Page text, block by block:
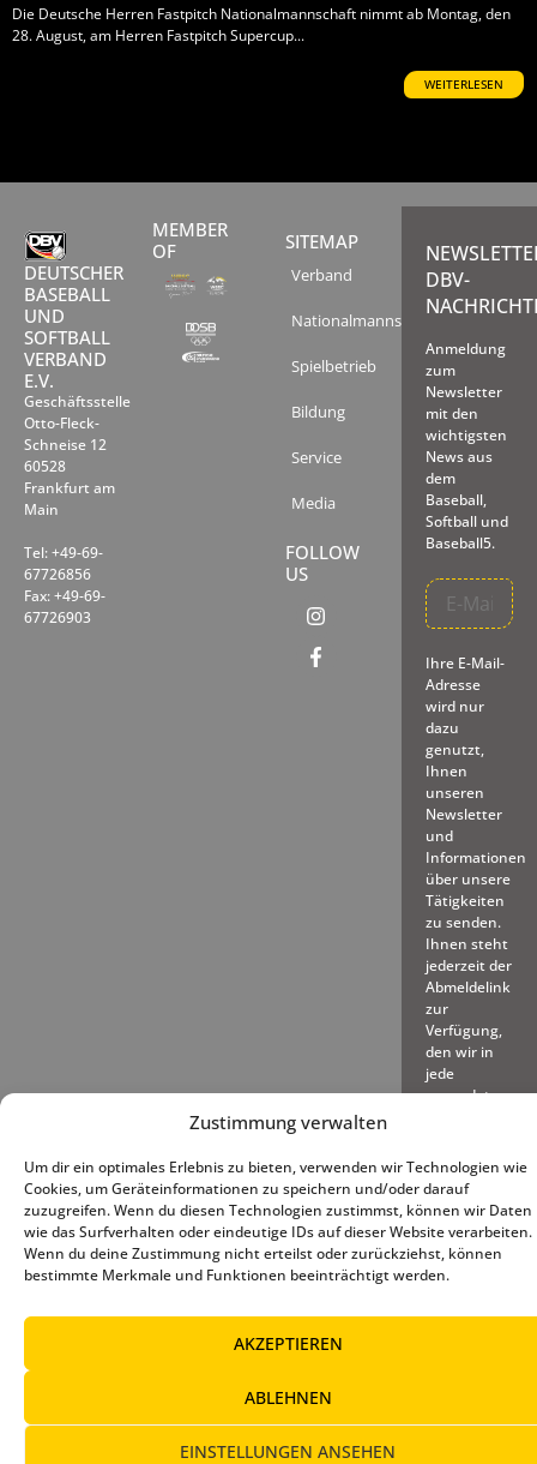
Zustimmung verwalten
Um dir ein optimales Erlebnis zu bieten, verwenden wir Technologien wie
Cookies, um Geräteinformationen zu speichern und/oder darauf
zuzugreifen. Wenn du diesen Technologien zustimmst, können wir Daten
wie das Surfverhalten oder eindeutige IDs auf dieser Website verarbeiten.
Wenn du deine Zustimmung nicht erteilst oder zurückziehst, können
bestimmte Merkmale und Funktionen beeinträchtigt werden.
AKZEPTIEREN
ABLEHNEN
EINSTELLUNGEN ANSEHEN
Die Deutsche Herren Fastpitch Nationalmannschaft nimmt ab Montag, den
28. August, am Herren Fastpitch Supercup...
WEITERLESEN
DEUTSCHER
BASEBALL
UND
SOFTBALL
VERBAND
E.V.
Geschäftsstelle
Otto-Fleck-
Schneise 12
60528
Frankfurt am
Main
Tel: +49-69-
67726856
Fax: +49-69-
67726903
MEMBER
OF
SITEMAP
Verband
Nationalmannschaften
Spielbetrieb
Bildung
Service
Media
FOLLOW
US
DBV-
Anmeldung
zum
Newsletter
mit den
wichtigsten
News aus
dem
Baseball,
Softball und
Baseball5.
Ihre E-Mail-
Adresse
wird nur
dazu
genutzt,
Ihnen
unseren
Newsletter
und
Informationen
über unsere
Tätigkeiten
zu senden.
Ihnen steht
jederzeit der
Abmeldelink
zur
Verfügung,
den wir in
jede
gesendete
und Softball Verband e.V.
Cookie-Richtlinie (EU)